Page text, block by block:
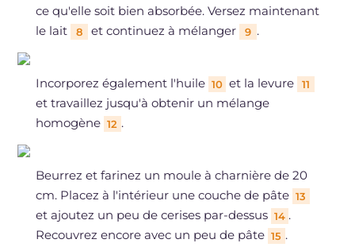
ce qu'elle soit bien absorbée. Versez maintenant
le lait
8 et continuez à mélanger 9 .
Incorporez également l'huile 10 et la levure 11
et travaillez jusqu'à obtenir un mélange
homogène 12 .
Beurrez et farinez un moule à charnière de 20
cm. Placez à l'intérieur une couche de pâte 13
et ajoutez un peu de cerises par-dessus 14 .
Recouvrez encore avec un peu de pâte 15 .